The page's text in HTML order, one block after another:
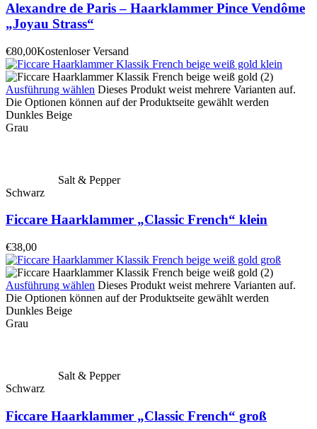
Alexandre de Paris – Haarklammer Pince Vendôme
„Joyau Strass“
€80,00Kostenloser Versand
Ausführung wählen Dieses Produkt weist mehrere Varianten auf.
Die Optionen können auf der Produktseite gewählt werden
Dunkles Beige
Grau
Salt & Pepper
Schwarz
Ficcare Haarklammer „Classic French“ klein
€38,00
Ausführung wählen Dieses Produkt weist mehrere Varianten auf.
Die Optionen können auf der Produktseite gewählt werden
Dunkles Beige
Grau
Salt & Pepper
Schwarz
Ficcare Haarklammer „Classic French“ groß